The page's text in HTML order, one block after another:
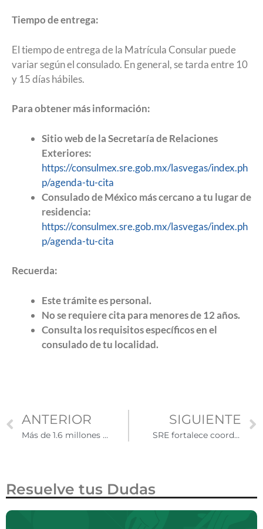
Tiempo de entrega:
El tiempo de entrega de la Matrícula Consular puede
variar según el consulado. En general, se tarda entre 10
y 15 días hábiles.
Para obtener más información:
Sitio web de la Secretaría de Relaciones
Exteriores:
https://consulmex.sre.gob.mx/lasvegas/index.ph
p/agenda-tu-cita
Consulado de México más cercano a tu lugar de
residencia:
https://consulmex.sre.gob.mx/lasvegas/index.ph
p/agenda-tu-cita
Recuerda:
Este trámite es personal.
No se requiere cita para menores de 12 años.
Consulta los requisitos específicos en el
consulado de tu localidad.
ANTERIOR
Más de 1.6 millones de inmigrantes sin documentos han dejado Estados Unidos en lo que va de 2025
SIGUIENTE
SRE fortalece coordinación legal para proteger a la comunidad mexicana en Arizona, California, Florida y Texas
Resuelve tus Dudas